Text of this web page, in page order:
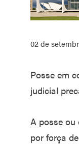
02 de
Posse em
judicial
A posse ou
por força